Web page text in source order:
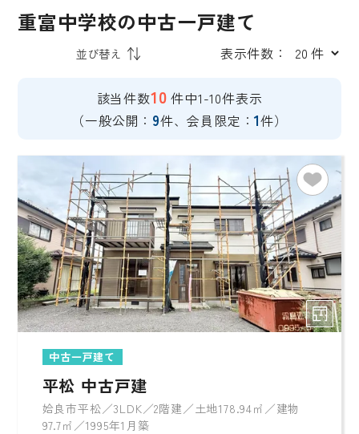
重富中学校の中古一戸建て
表示件数：
該当件数10 件中1-10件表示
（一般公開： 9件、会員限定：1件）
中古一戸建て
平松 中古戸建
姶良市平松／3LDK／2階建／土地178.94㎡／建物
97.7㎡／1995年1月築